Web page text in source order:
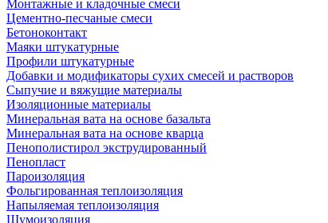
Монтажные и кладочные смеси
Цементно-песчаные смеси
Бетоноконтакт
Маяки штукатурные
Профили штукатурные
Добавки и модификаторы сухих смесей и растворов
Сыпучие и вяжущие материалы
Изоляционные материалы
Минеральная вата на основе базальта
Минеральная вата на основе кварца
Пенополистирол экструдированный
Пенопласт
Пароизоляция
Фольгированная теплоизоляция
Напыляемая теплоизоляция
Шумоизоляция